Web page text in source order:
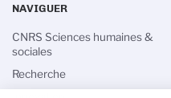
NAVIGUER
CNRS Sciences humaines &
sociales
Recherche